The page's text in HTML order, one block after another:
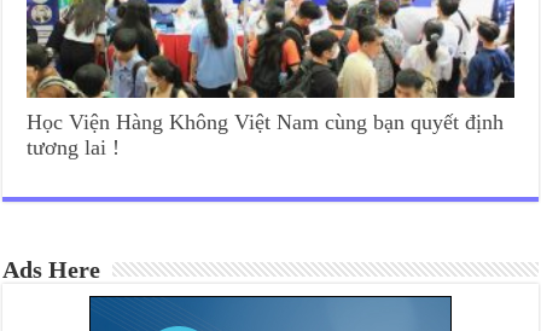
Học Viện Hàng Không Việt Nam cùng bạn quyết định
tương lai !
Ads Here